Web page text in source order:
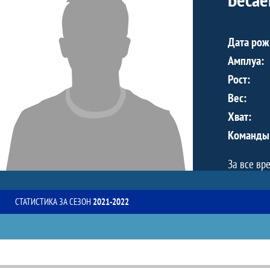
Дата
Амплуа:
Рост:
Вес:
Хват:
За все
СТАТИСТИКА ЗА СЕЗОН 2021-2022